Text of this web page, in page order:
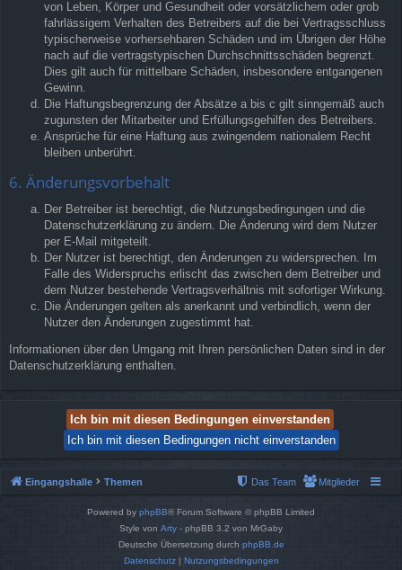
von Leben, Körper und Gesundheit oder vorsätzlichem oder grob
fahrlässigem Verhalten des Betreibers auf die bei Vertragsschluss
typischerweise vorhersehbaren Schäden und im Übrigen der Höhe
nach auf die vertragstypischen Durchschnittsschäden begrenzt.
Dies gilt auch für mittelbare Schäden, insbesondere entgangenen
Gewinn.
Die Haftungsbegrenzung der Absätze a bis c gilt sinngemäß auch
zugunsten der Mitarbeiter und Erfüllungsgehilfen des Betreibers.
Ansprüche für eine Haftung aus zwingendem nationalem Recht
bleiben unberührt.
6. Änderungsvorbehalt
Der Betreiber ist berechtigt, die Nutzungsbedingungen und die
Datenschutzerklärung zu ändern. Die Änderung wird dem Nutzer
per E-Mail mitgeteilt.
Der Nutzer ist berechtigt, den Änderungen zu widersprechen. Im
Falle des Widerspruchs erlischt das zwischen dem Betreiber und
dem Nutzer bestehende Vertragsverhältnis mit sofortiger Wirkung.
Die Änderungen gelten als anerkannt und verbindlich, wenn der
Nutzer den Änderungen zugestimmt hat.
Informationen über den Umgang mit Ihren persönlichen Daten sind in der
Datenschutzerklärung enthalten.
Eingangshalle Themen Mitglieder
Das Team
Powered by phpBB® Forum Software © phpBB Limited
Style von Arty - phpBB 3.2 von MrGaby
Deutsche Übersetzung durch phpBB.de
Datenschutz| Nutzungsbedingungen